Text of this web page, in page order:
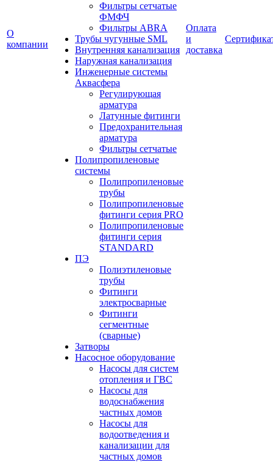
О
компании
Фильтры сетчатые
ФМФЧ
Фильтры ABRA
Трубы чугунные SML
Внутренняя канализация
Наружная канализация
Инженерные системы
Аквасфера
Регулирующая
арматура
Латунные фитинги
Предохранительная
арматура
Фильтры сетчатые
Полипропиленовые
системы
Полипропиленовые
трубы
Полипропиленовые
фитинги серия PRO
Полипропиленовые
фитинги серия
STANDARD
ПЭ
Полиэтиленовые
трубы
Фитинги
электросварные
Фитинги
сегментные
(сварные)
Затворы
Насосное оборудование
Насосы для систем
отопления и ГВС
Насосы для
водоснабжения
частных домов
Насосы для
водоотведения и
канализации для
частных домов
Оплата
и
доставка